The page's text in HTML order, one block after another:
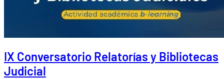
IX Conversatorio Relatorías y Bibliotecas
Judicial